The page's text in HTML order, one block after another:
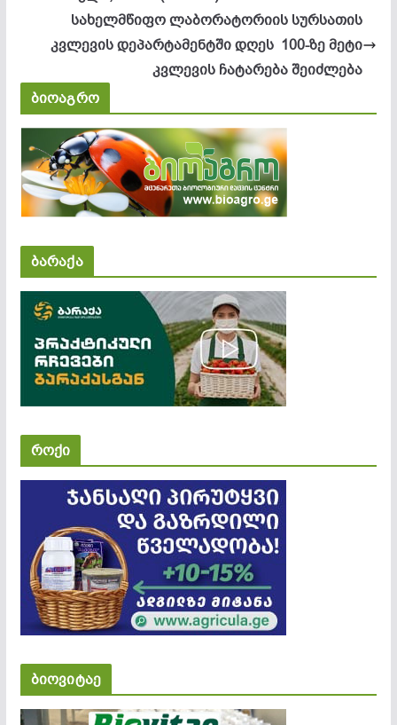
სახელმწიფო ლაბორატორიის სურსათის
კვლევის დეპარტამენტში დღეს 100-ზე მეტი
კვლევის ჩატარება შეიძლება
ბიოაგრო
ბარაქა
როქი
ბიოვიტაე